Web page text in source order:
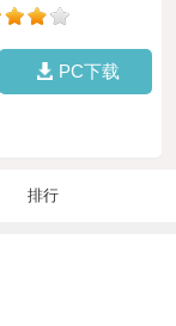
PC下载
排行